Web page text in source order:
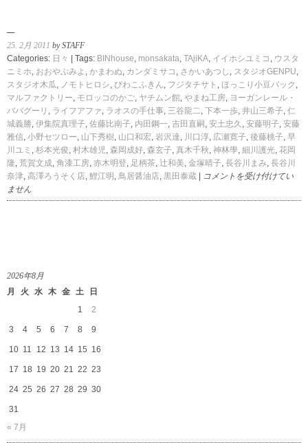
25. 2月 2011 by STAFF
Categories: 日々 | Tags: BINhouse, monsakata, TAjiKA, イイホシユミコ , ウスタ
ニミホ, おおやぶみよ , かまわぬ, カンダミサコ , さかいあつし , スタジオGENPU,
スタジオ木瓜, ノモトヒロシ, びわこふきん, フジタチサト , ほっこり小豆パック ,
マルファクトリー, モロッコのかご, ヤチムン館, やまね工房, ヨーガンレール・
ババグーリ , ライフアファ, ラオスの手仕事, 三谷龍二, 下本一歩, 井山三希子, 仁
城義勝, 伊集院真理子, 佐藤比南子, 内田鋼一, 吉田直嗣 , 安土忠久 , 安藤明子, 安藤
雅信, 小野セツロー, 山下秀樹, 山口和宏, 岩沢達, 川口淳, 広瀬寛子, 後藤桃子, 早
川ユミ , 杉本光俊, 村木雄児, 森岡成好, 森玄子, 真木千秋, 神林學, 細川護光, 花岡
隆, 荒賀文成, 角漆工房, 赤木明登, 足柄茶, 辻和美, 金塚晴子, 長谷川まみ, 長谷川
奈津, 高澤ろうそく店, 鯉江明 , 鳥居醤油店, 黒田泰蔵
菜
花
コメントを受け付けてい
ません
2026年8月
月
火 水 木 金 土
日
1
2
3 4 5 6 7 8 9
10 11 12 13 14 15 16
17 18 19 20 21 22 23
24 25 26 27 28 29 30
31
« 7月